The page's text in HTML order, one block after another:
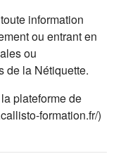
information
ou entrant en
ou
de la Nétiquette.
plateforme de
formation.fr/)